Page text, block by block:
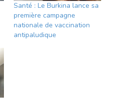
Santé : Le Burkina lance sa
première campagne
nationale de vaccination
antipaludique